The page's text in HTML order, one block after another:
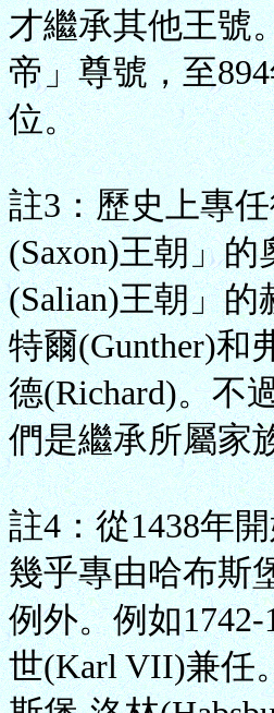
才繼承其他王號
帝」尊號，至
位。
註3：歷史上專
(Saxon)王朝」
(Salian)王朝」的
特爾(Gunther)和
德(Richard)。不
們是繼承所屬家
註4：從1438年
幾乎專由哈布斯
例外。例如
世(Karl VII)兼任